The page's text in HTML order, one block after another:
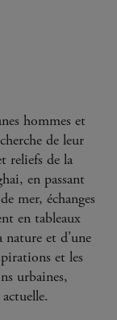
hommes et
de leur
reliefs de la
en passant
mer, échanges
en tableaux
et d’une
et les
urbaines,